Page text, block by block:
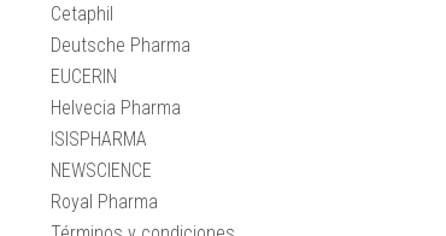
Cetaphil
Deutsche Pharma
EUCERIN
Helvecia Pharma
ISISPHARMA
NEWSCIENCE
Royal Pharma